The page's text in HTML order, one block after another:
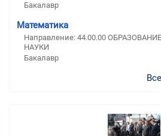
Бакалавр
Математика
Направление: 44.00.00
НАУКИ
Бакалавр